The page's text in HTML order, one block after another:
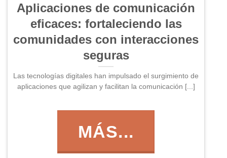
Aplicaciones de comunicación
eficaces: fortaleciendo las
comunidades con interacciones
seguras
Las tecnologías digitales han impulsado el surgimiento de
aplicaciones que agilizan y facilitan la comunicación [...]
MÁS...